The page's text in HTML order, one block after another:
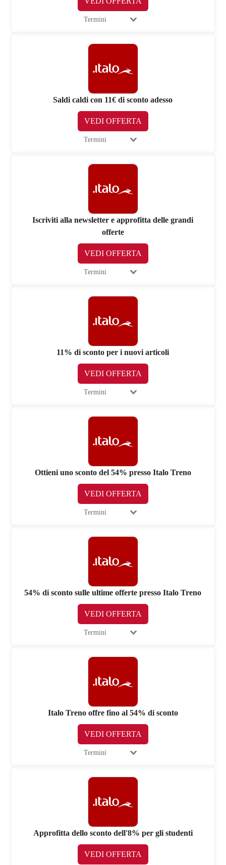
Termini
Saldi caldi con 11€ di sconto adesso
VEDI OFFERTA
Termini
Iscriviti alla newsletter e approfitta delle grandi
offerte
VEDI OFFERTA
Termini
11% di sconto per i nuovi articoli
VEDI OFFERTA
Termini
Ottieni uno sconto del 54% presso Italo Treno
VEDI OFFERTA
Termini
54% di sconto sulle ultime offerte presso Italo Treno
VEDI OFFERTA
Termini
Italo Treno offre fino al 54% di sconto
VEDI OFFERTA
Termini
Approfitta dello sconto dell'8% per gli studenti
VEDI OFFERTA